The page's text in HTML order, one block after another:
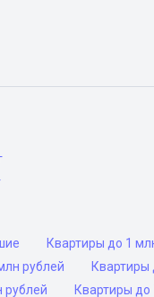
Квартиры до 1
рублей
Квартиры
рублей
Квартиры до